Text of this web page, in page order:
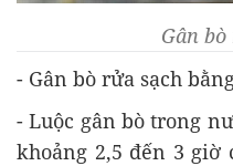
Gân
- Gân bò rửa sạch
- Luộc gân bò trong
khoảng 2,5 đến 3 giờ